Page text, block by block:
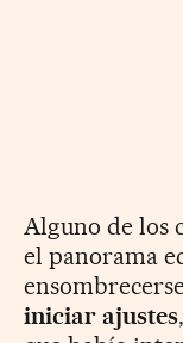
Alguno de los
el panorama
iniciar ajustes